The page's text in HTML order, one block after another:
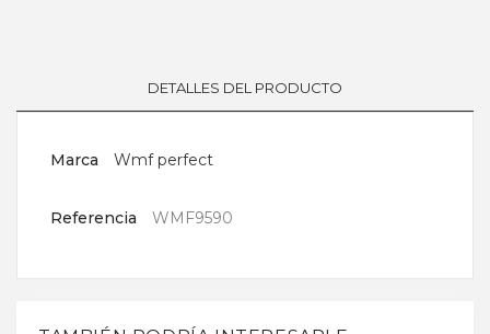
DETALLES DEL PRODUCTO
Marca Wmf perfect
Referencia WMF9590